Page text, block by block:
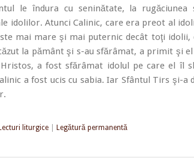
le îndura cu seninătate, la rugăciunea
idolilor. Atunci Calinic, care era preot al
mai mare şi mai puternic decât toţi idolii,
la pământ şi s-au sfărâmat, a primit şi
a fost sfărâmat idolul pe care el îl
a fost ucis cu sabia. Iar Sfântul Tirs şi-
liturgice Legătură permanentă